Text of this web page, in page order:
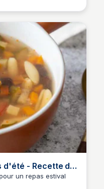
d'été - Recette de
un repas estival